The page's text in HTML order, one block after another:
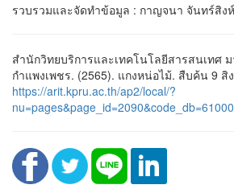
รวบรวมและจัดทำข้อมูล : กาญจนา จันทร์สิงห์
สำนักวิทยบริการและเทคโนโลยีสารสนเทศ
กำแพงเพชร. (2565). แกงหน่อไม้. สืบค้น 9 สิ
https://arit.kpru.ac.th/ap2/local/?